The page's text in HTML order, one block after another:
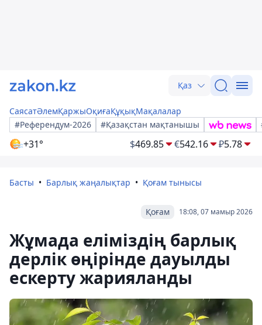
Қаз
СаясатӘлемҚаржыОқиғаҚұқықМақалалар
#Референдум-2026
#Қазақстан мақтанышы
+31° $469.85 €542.16 ₽5.78
Басты Барлық жаңалықтар Қоғам тынысы
18:08, 07 мамыр 2026
Қоғам
Жұмада еліміздің барлық
дерлік өңірінде дауылды
ескерту жарияланды